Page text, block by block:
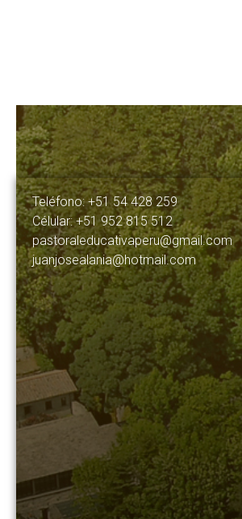
Teléfono: +51 54 428 259
Célular: +51 952 815 512
pastoraleducativaperu@gmail.com
juanjosealania@hotmail.com